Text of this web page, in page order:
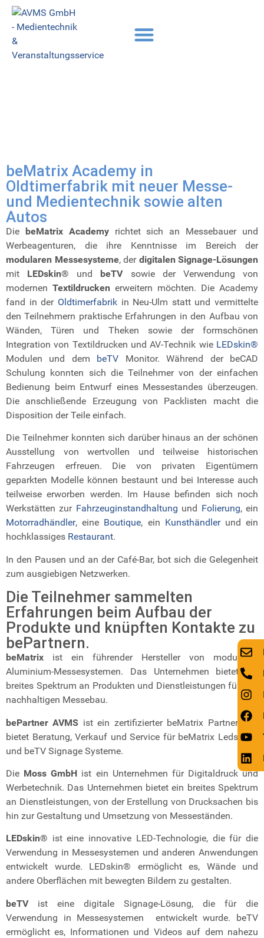
beMatrix Academy in
Oldtimerfabrik mit neuer Messe-
und Medientechnik sowie alten
Autos
Die beMatrix Academy richtet sich an Messebauer und
Werbeagenturen, die ihre Kenntnisse im Bereich der
modularen Messesysteme, der digitalen Signage-Lösungen
mit LEDskin® und beTVsowie der Verwendung von
modernen Textildrucken erweitern möchten. Die Academy
fand in der Oldtimerfabrikin Neu-Ulm statt und vermittelte
den Teilnehmern praktische Erfahrungen in den Aufbau von
Wänden, Türen und Theken sowie der formschönen
Integration von Textildrucken und AV-Technik wie LEDskin®
Modulen und dem beTV Monitor. Während der beCAD
Schulung konnten sich die Teilnehmer von der einfachen
Bedienung beim Entwurf eines Messestandes überzeugen.
Die anschließende Erzeugung von Packlisten macht die
Disposition der Teile einfach.
Die Teilnehmer konnten sich darüber hinaus an der schönen
Ausstellung von wertvollen und teilweise historischen
Fahrzeugen erfreuen. Die von privaten Eigentümern
geparkten Modelle können bestaunt und bei Interesse auch
teilweise erworben werden. Im Hause befinden sich noch
Werkstätten zur Fahrzeuginstandhaltung und Folierung, ein
Motorradhändler, eine Boutique, ein Kunsthändlerund ein
hochklassiges Restaurant.
In den Pausen und an der Café-Bar, bot sich die Gelegenheit
zum ausgiebigen Netzwerken.
Die Teilnehmer sammelten
Erfahrungen beim Aufbau der
Produkte und knüpften Kontakte zu
bePartnern.
beMatrix ist ein führender Hersteller von modularen
Aluminium-Messesystemen. Das Unternehmen bietet ein
breites Spektrum an Produkten und Dienstleistungen für den
nachhaltigen Messebau.
bePartner AVMS ist ein zertifizierter beMatrix Partner und
bietet Beratung, Verkauf und Service für beMatrix Ledskin®
und beTV Signage Systeme.
Die Moss GmbH ist ein Unternehmen für Digitaldruck und
Werbetechnik. Das Unternehmen bietet ein breites Spektrum
an Dienstleistungen, von der Erstellung von Drucksachen bis
hin zur Gestaltung und Umsetzung von Messeständen.
LEDskin® ist eine innovative LED-Technologie, die für die
Verwendung in Messesystemen und anderen Anwendungen
entwickelt wurde. LEDskin® ermöglicht es, Wände und
andere Oberflächen mit bewegten Bildern zu gestalten.
beTVist eine digitale Signage-Lösung, die für die
Verwendung in Messesystemen entwickelt wurde. beTV
ermöglicht es, Informationen und Videos auf dem nahezu